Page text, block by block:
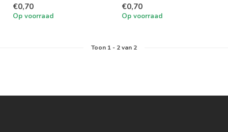
€0,70
Op voorraad
€0,70
Op voorraad
Toon 1- 2van 2